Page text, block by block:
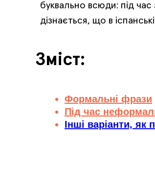
буквально всюди: під час
дізнається, що в
Зміст:
Формальні фрази
Під час
Інші варіанти, як